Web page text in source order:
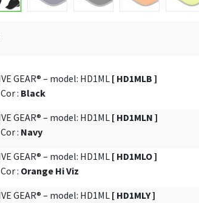
GEAR® – model: HD1ML [ HD1MLB ]
Cor: Black
GEAR® – model: HD1ML [ HD1MLN ]
Cor: Navy
GEAR® – model: HD1ML [ HD1MLO ]
Cor: Orange Hi Viz
GEAR® – model: HD1ML [ HD1MLY ]